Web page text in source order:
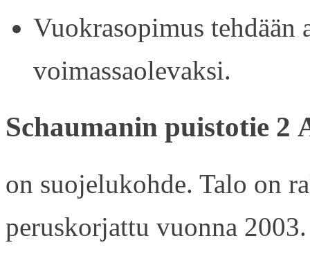
Vuokrasopimus tehdään
voimassaolevaksi.
Schaumanin puistotie 2
on suojelukohde. Talo on
peruskorjattu vuonna 2003.